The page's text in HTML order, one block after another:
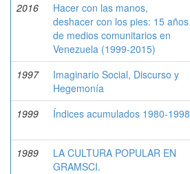
2016
Hacer con las manos,
deshacer con los pies: 15 años
de medios comunitarios en
Venezuela (1999-2015)
1997
Imaginario Social, Discurso y
Hegemonía
1999
Índices acumulados 1980-1998
1989
LA CULTURA POPULAR EN
GRAMSCI.